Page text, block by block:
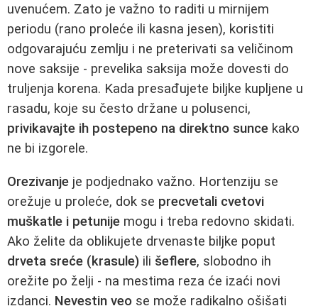
uvenućem. Zato je važno to raditi u mirnijem
periodu (rano proleće ili kasna jesen), koristiti
odgovarajuću zemlju i ne preterivati sa veličinom
nove saksije - prevelika saksija može dovesti do
truljenja korena. Kada presađujete biljke kupljene u
rasadu, koje su često držane u polusenci,
privikavajte ih postepeno na direktno sunce kako
ne bi izgorele.
Orezivanje je podjednako važno. Hortenziju se
orežuje u proleće, dok se precvetali cvetovi
muškatle i petunije mogu i treba redovno skidati.
Ako želite da oblikujete drvenaste biljke poput
drveta sreće (krasule) ili šeflere, slobodno ih
orežite po želji - na mestima reza će izaći novi
izdanci. Nevestin veo se može radikalno ošišati